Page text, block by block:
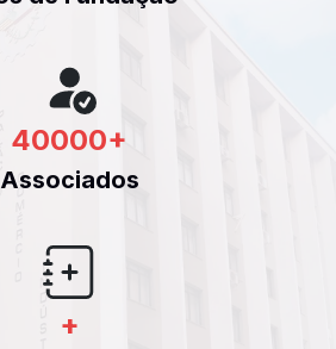
40000+
Associados
+